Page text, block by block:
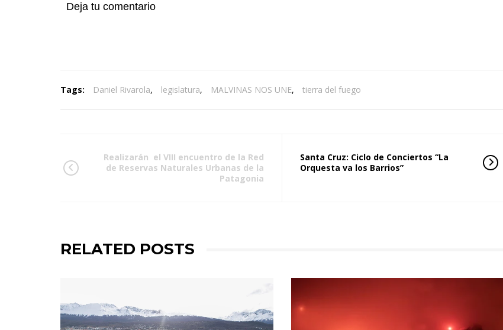
Deja tu comentario
Tags: Daniel Rivarola, legislatura, MALVINAS NOS UNE, tierra del fuego
Realizarán el VIII encuentro de la Red
de Reservas Naturales Urbanas de la
Patagonia
Santa Cruz: Ciclo de Conciertos “La
Orquesta va los Barrios”
RELATED POSTS